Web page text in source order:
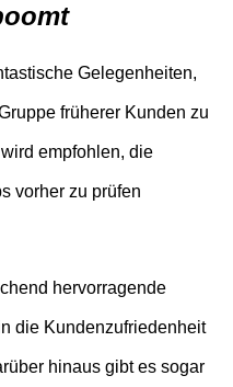
Gelegenheiten,
früherer Kunden zu
empfohlen, die
vorher zu prüfen
hervorragende
die Kundenzufriedenheit
hinaus gibt es sogar